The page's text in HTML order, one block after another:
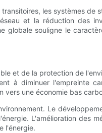
les systèmes de
et la réduction des
globale souligne le
et de la protection de
à diminuer l'empreinte
vers une économie bas
Le
L'amélioration des
l'énergie.